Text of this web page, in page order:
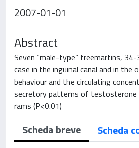
2007-01-01
Abstract
Seven “male-type” freemartins,
case in the inguinal canal and in
behaviour and the circulating
secretory patterns of testosterone
rams (P<0.01)
Scheda breve Scheda